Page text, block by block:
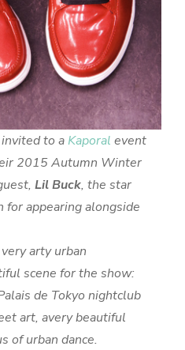
to a Kaporal event
2015 Autumn Winter
Lil Buck, the star
for appearing alongside
arty urban
scene for the show:
de Tokyo nightclub
art, avery beautiful
of urban dance.